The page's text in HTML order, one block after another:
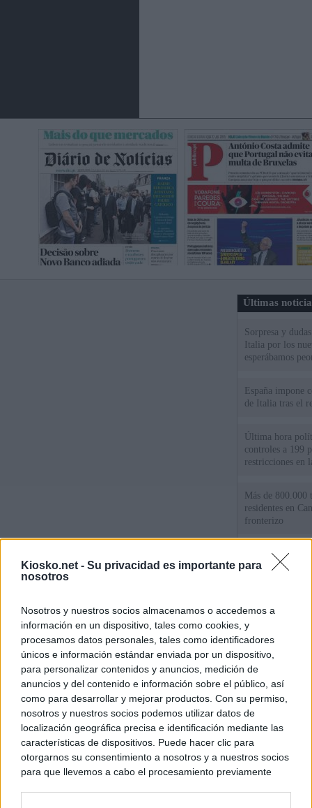
Kiosko.net - Su privacidad es importante para
nosotros
Nosotros y nuestros socios almacenamos o accedemos a
información en un dispositivo, tales como cookies, y
procesamos datos personales, tales como identificadores
únicos e información estándar enviada por un dispositivo,
para personalizar contenidos y anuncios, medición de
anuncios y del contenido e información sobre el público, así
como para desarrollar y mejorar productos. Con su permiso,
nosotros y nuestros socios podemos utilizar datos de
localización geográfica precisa e identificación mediante las
características de dispositivos. Puede hacer clic para
otorgarnos su consentimiento a nosotros y a nuestros socios
para que llevemos a cabo el procesamiento previamente
Últimas
Sorpresa y
Italia por los
esperábamos
España impone
de Italia tras el
Última hora
controles a 199
restricciones en
Más de 800.000
residentes en
fronterizo
Qué hay detrás
España por la
personas se
algo"
© Kiosko.net Aviso Legal Privacidad y Cookies